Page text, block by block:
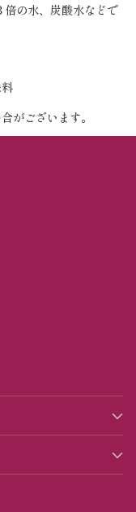
の水、炭酸水などで
がございます。